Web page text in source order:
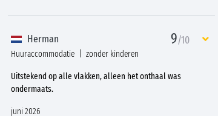
Herman 9/10
Huuraccommodatie zonder kinderen
Uitstekend op alle vlakken, alleen het onthaal was
ondermaats.
juni 2026